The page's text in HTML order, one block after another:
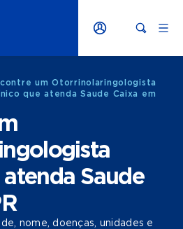
um Otorrinolaringologista
que atenda Saude Caixa em
Saude
nome, doenças, unidades e